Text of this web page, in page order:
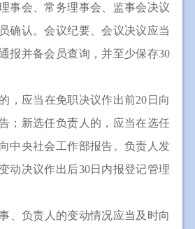
事会、常务理事会、监事会决议
确认。会议纪要、会议决议应当
报并备会员查询，并至少保存30
，应当在免职决议作出前20日向
；新选任负责人的，应当在选任
中央社会工作部报告。负责人发
动决议作出后30日内报登记管理
、负责人的变动情况应当及时向